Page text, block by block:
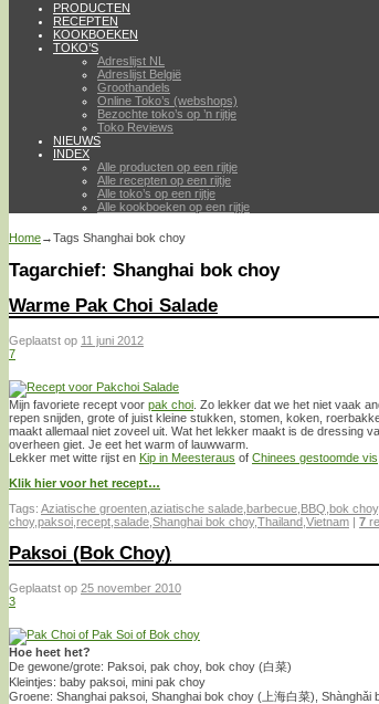
PRODUCTEN
RECEPTEN
KOOKBOEKEN
TOKO’S
Adreslijst NL
Adreslijst België
Groothandels
Online Toko’s (webshops)
Bezochte toko’s op ’n rijtje
Toko Reviews
NIEUWS
INDEX
Alle producten op een rijtje
Alle recepten op een rijtje
Alle toko’s op een rijtje
Alle kookboeken op een rijtje
Home→Tags Shanghai bok choy
Tagarchief: Shanghai bok choy
Warme Pak Choi Salade
Geplaatst op 11 juni 2012
7
Mijn favoriete recept voor pak choi . Zo lekker dat we het niet vaak
repen snijden, grote of juist kleine stukken, stomen, koken,
maakt allemaal niet zoveel uit. Wat het lekker maakt is de dressing
overheen giet. Je eet het warm of lauwwarm.
Lekker met witte rijst en Kip in Meesteraus of Chinees gestoomde vis
Klik hier voor het recept…
Tags: Aziatische groenten aziatische salade barbecue BBQ bok choy,
choy,paksoi recept salade Shanghai bok choy,Thailand Vietnam | 7
Paksoi (Bok Choy)
Geplaatst op 25 november 2010
3
Hoe heet het?
De gewone/grote: Paksoi, pak choy, bok choy (白菜)
Kleintjes: baby paksoi, mini pak choy
Groene: Shanghai paksoi, Shanghai bok choy (上海白菜), Shànghǎi